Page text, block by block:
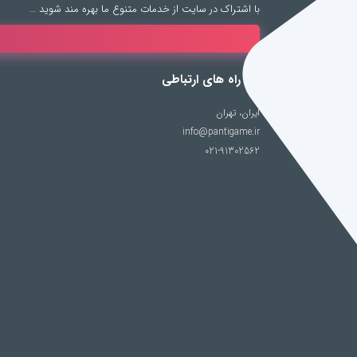
با اشتراک در سایت از خدمات متنوع ما بهره مند شوید …
راه های ارتباطی
ایران، تهران
info@pantigame.ir
021-91302562